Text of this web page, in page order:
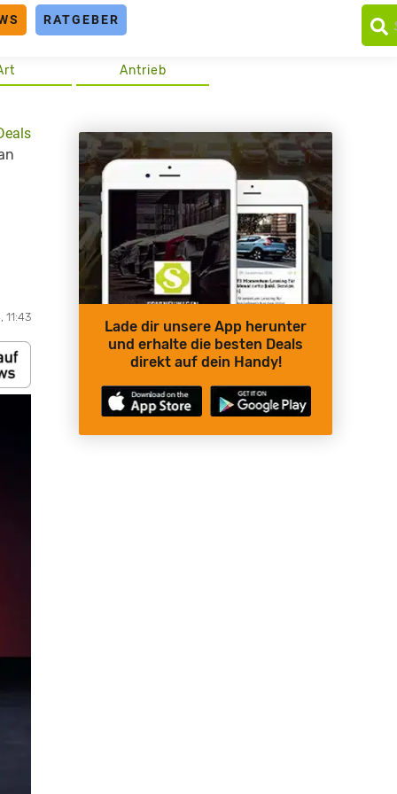
RATGEBER
Antrieb
11:43
Lade dir unsere App herunter
und erhalte die besten Deals
direkt auf dein Handy!